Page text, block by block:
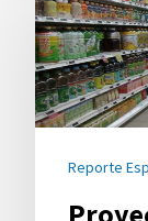
de
actualización
de
la
Reporte